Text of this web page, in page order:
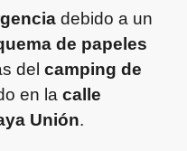
debido a un
de papeles
del camping de
en la calle
Unión.